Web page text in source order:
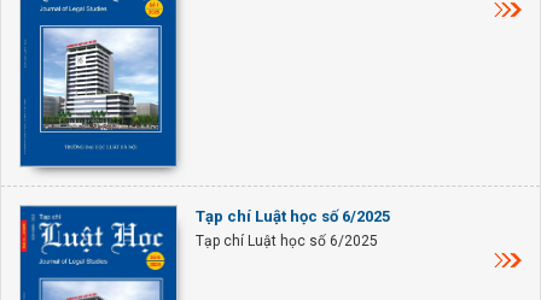
Tạp chí Luật học số 6/2025
Tạp chí Luật học số 6/2025